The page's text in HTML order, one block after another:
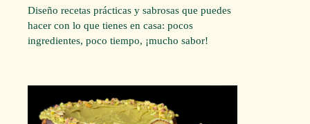
Diseño recetas prácticas y sabrosas que puedes
hacer con lo que tienes en casa: pocos
ingredientes, poco tiempo, ¡mucho sabor!